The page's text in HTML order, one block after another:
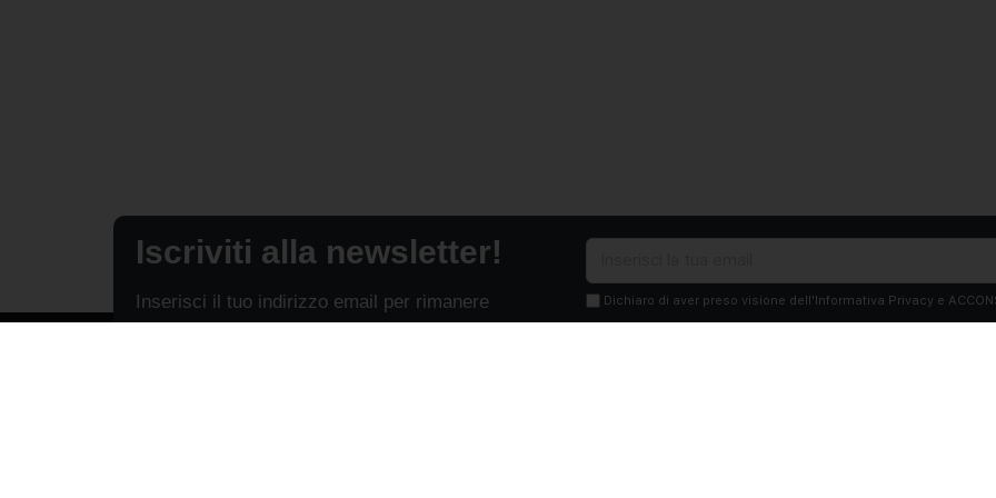
Iscriviti alla newsletter!
Inserisci il tuo indirizzo email per rimanere
Dichiaro di aver preso visione dell'Informativa Privacy e